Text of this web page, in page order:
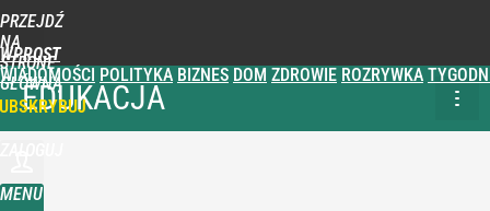
PRZEJDŹ
NA
STRONĘ
GŁÓWNĄ
WPROST
WIADOMOŚCI POLITYKA BIZNES DOM ZDROWIE ROZRYWKA
MENU
EDUKACJA